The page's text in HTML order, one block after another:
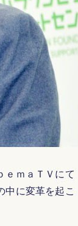
ｅｍａＴＶにて
中に変革を起こ